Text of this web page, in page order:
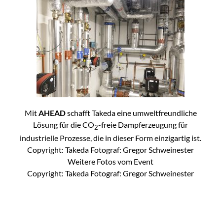
MitAHEADschafft Takeda eine umweltfreundliche
Lösung für die CO2-freie Dampferzeugung für
industrielle Prozesse, die in dieser Form einzigartig ist.
Copyright: Takeda Fotograf: Gregor Schweinester
Weitere Fotos vom Event
Copyright: Takeda Fotograf: Gregor Schweinester